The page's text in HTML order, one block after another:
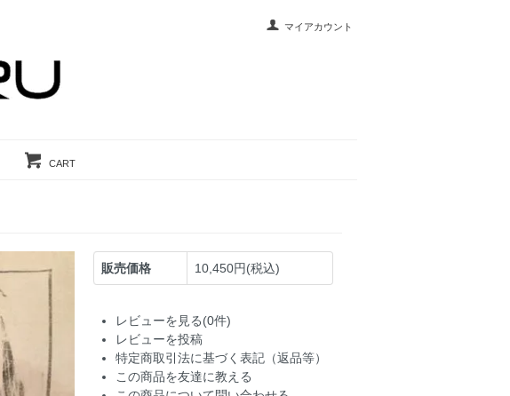
マイアカウント
CART
販売価格 10,450円(税込)
レビューを見る(0件)
レビューを投稿
特定商取引法に基づく表記（返品等）
この商品を友達に教える